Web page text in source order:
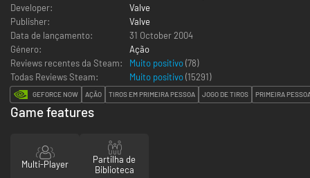
Developer:
Valve
Publisher:
Valve
Data de lançamento:
31 October 2004
Género:
Ação
Reviews recentes da Steam:
Muito positivo(78)
Todas Reviews Steam:
Muito positivo(15291)
GEFORCE NOW AÇÃO TIROS EM PRIMEIRA PESSOA JOGO DE TIROS PRIMEIRA
Game features
Multi-Player
Partilha de
Biblioteca